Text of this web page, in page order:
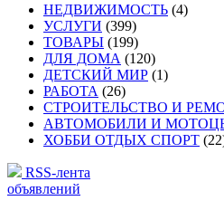
НЕДВИЖИМОСТЬ (4)
УСЛУГИ (399)
ТОВАРЫ (199)
ДЛЯ ДОМА (120)
ДЕТСКИЙ МИР (1)
РАБОТА (26)
СТРОИТЕЛЬСТВО И
АВТОМОБИЛИ И
ХОББИ ОТДЫХ СПОРТ
RSS-лента
объявлений